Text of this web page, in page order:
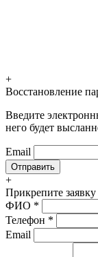
+
Восстановление
Введите
него будет
Email
+
Прикрепите заявку
ФИО *
Телефон *
Email